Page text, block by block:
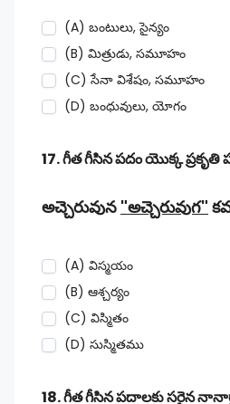
(A) బంటులు, సైన్యం
(B) మిత్రుడు, సమూహం
(C) సేనా విశేషం, సమూహం
(D) బంధువులు, యోగం
17. గీత గీసిన పదం యొక్క ప్రకృతి
అచ్చెరువున "అచ్చెరువుగ"
(A) విస్మయం
(B) ఆశ్చర్యం
(C) విస్మితం
(D) సుస్మితము
18. గీత గీసిన పదాలకు సరైన